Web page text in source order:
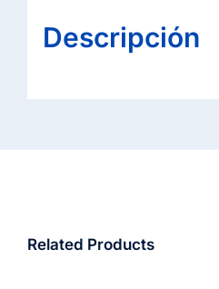
Descripción
Related Products